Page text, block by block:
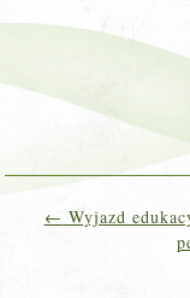
← Wyjazd